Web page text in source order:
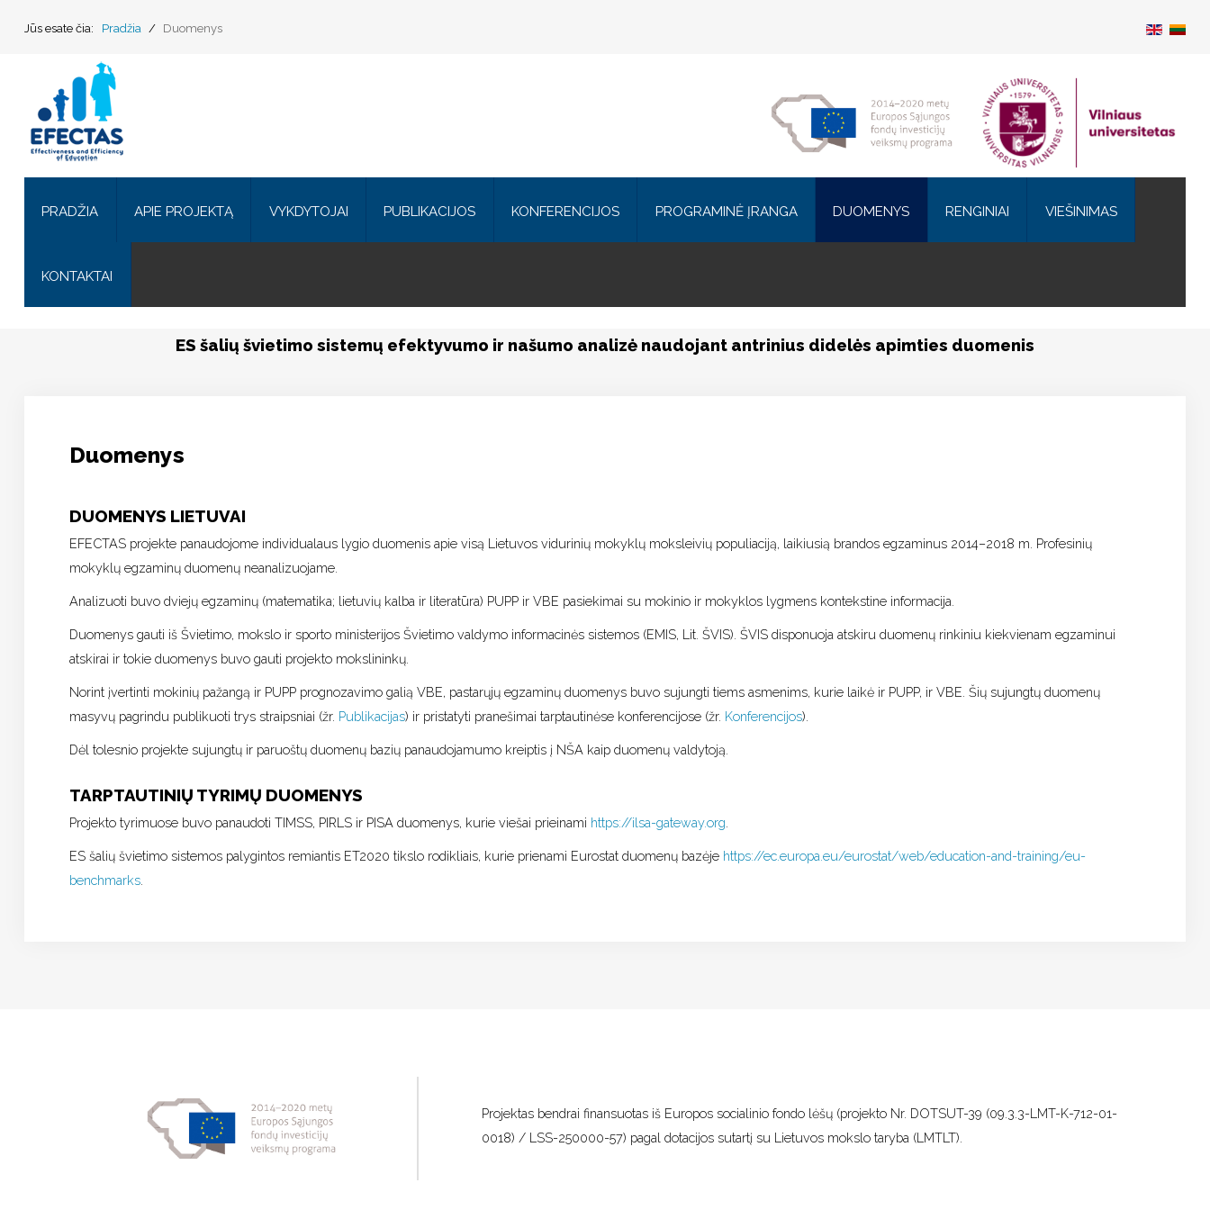
Pradžia
Apie projektą
Programinė įranga
Kontaktai
Jūs esate čia: Pradžia / Duomenys
PRADŽIA APIE PROJEKTĄ VYKDYTOJAI PUBLIKACIJOS KONFERENCIJOS PROGRAMINĖ ĮRANGA DUOMENYS RENGINIAI VIEŠINIMAS
KONTAKTAI
ES šalių švietimo sistemų efektyvumo ir našumo analizė naudojant antrinius didelės apimties duomenis
Duomenys
DUOMENYS LIETUVAI
EFECTAS projekte panaudojome individualaus lygio duomenis apie visą Lietuvos vidurinių mokyklų moksleivių populiaciją, laikiusią brandos egzaminus 2014–2018 m. Profesinių
mokyklų egzaminų duomenų neanalizuojame.
Analizuoti buvo dviejų egzaminų (matematika; lietuvių kalba ir literatūra) PUPP ir VBE pasiekimai su mokinio ir mokyklos lygmens kontekstine informacija.
Duomenys gauti iš Švietimo, mokslo ir sporto ministerijos Švietimo valdymo informacinės sistemos (EMIS, Lit. ŠVIS). ŠVIS disponuoja atskiru duomenų rinkiniu kiekvienam egzaminui
atskirai ir tokie duomenys buvo gauti projekto mokslininkų.
Norint įvertinti mokinių pažangą ir PUPP prognozavimo galią VBE, pastarųjų egzaminų duomenys buvo sujungti tiems asmenims, kurie laikė ir PUPP, ir VBE. Šių sujungtų duomenų
masyvų pagrindu publikuoti trys straipsniai (žr. Publikacijas) ir pristatyti pranešimai tarptautinėse konferencijose (žr. Konferencijos).
Dėl tolesnio projekte sujungtų ir paruoštų duomenų bazių panaudojamumo kreiptis į NŠA kaip duomenų valdytoją.
TARPTAUTINIŲ TYRIMŲ DUOMENYS
Projekto tyrimuose buvo panaudoti TIMSS, PIRLS ir PISA duomenys, kurie viešai prieinami https://ilsa-gateway.org
ES šalių švietimo sistemos palygintos remiantis ET2020 tikslo rodikliais, kurie prienami Eurostat duomenų bazėje https://ec.europa.eu/eurostat/web/education-and-training/eu-
benchmarks.
Projektas bendrai finansuotas iš Europos socialinio fondo lėšų (projekto Nr. DOTSUT-39 (09.3.3-LMT-K-712-01-
0018) / LSS-250000-57) pagal dotacijos sutartį su Lietuvos mokslo taryba (LMTLT).